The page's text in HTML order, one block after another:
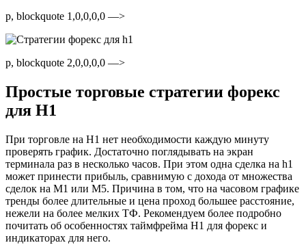
p, blockquote 1,0,0,0,0 —>
p, blockquote 2,0,0,0,0 —>
Простые торговые стратегии форекс
для H1
При торговле на H1 нет необходимости каждую минуту
проверять график. Достаточно поглядывать на экран
терминала раз в несколько часов. При этом одна сделка на h1
может принести прибыль, сравнимую с дохода от множества
сделок на M1 или M5. Причина в том, что на часовом графике
тренды более длительные и цена проход большее расстояние,
нежели на более мелких ТФ. Рекомендуем более подробно
почитать об особенностях таймфрейма H1 для форекс и
индикаторах для него.